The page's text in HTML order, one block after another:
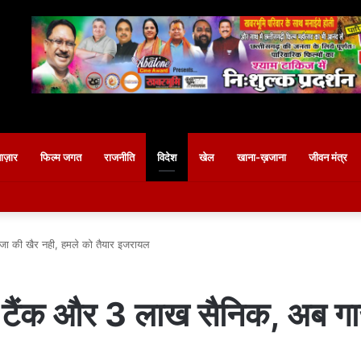
फिल्म जगत राजनीति विदेश खेल खाना-ख़जाना जीवन मंत्र
खैर नही, हमले को तैयार इजरायल
और 3 लाख सैनिक, अब